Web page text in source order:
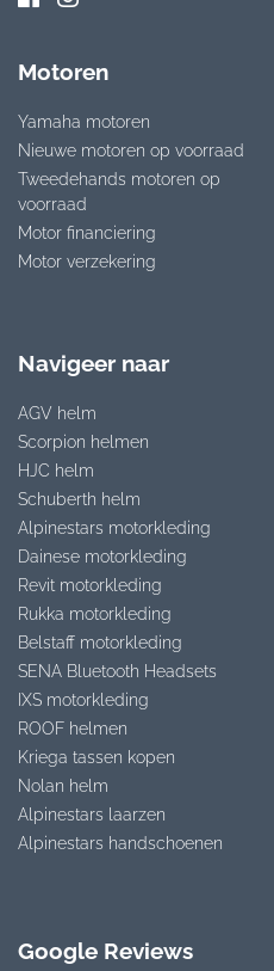
Motoren
Yamaha motoren
Nieuwe motoren op voorraad
Tweedehands motoren op
voorraad
Motor financiering
Motor verzekering
Navigeer naar
AGV helm
Scorpion helmen
HJC helm
Schuberth helm
Alpinestars motorkleding
Dainese motorkleding
Revit motorkleding
Rukka motorkleding
Belstaff motorkleding
SENA Bluetooth Headsets
IXS motorkleding
ROOF helmen
Kriega tassen kopen
Nolan helm
Alpinestars laarzen
Alpinestars handschoenen
Google Reviews